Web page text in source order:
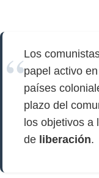
Los
papel activo
países
plazo del
los objetivos a
de liberación.